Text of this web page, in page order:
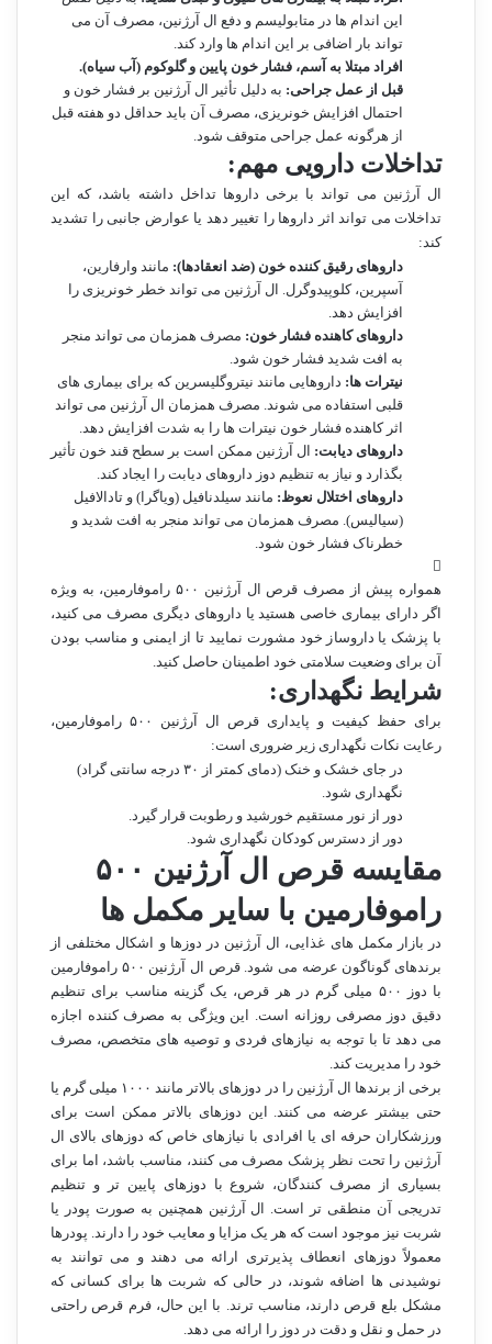
این اندام ها در متابولیسم و دفع ال آرژنین، مصرف آن می
تواند بار اضافی بر این اندام ها وارد کند.
افراد مبتلا به آسم، فشار خون پایین و گلوکوم (آب سیاه).
قبل از عمل جراحی: به دلیل تأثیر ال آرژنین بر فشار خون و
احتمال افزایش خونریزی، مصرف آن باید حداقل دو هفته قبل
از هرگونه عمل جراحی متوقف شود.
تداخلات دارویی مهم:
ال آرژنین می تواند با برخی داروها تداخل داشته باشد، که این
تداخلات می تواند اثر داروها را تغییر دهد یا عوارض جانبی را تشدید
کند:
داروهای رقیق کننده خون (ضد انعقادها): مانند وارفارین،
آسپرین، کلوپیدوگرل. ال آرژنین می تواند خطر خونریزی را
افزایش دهد.
داروهای کاهنده فشار خون: مصرف همزمان می تواند منجر
به افت شدید فشار خون شود.
نیترات ها: داروهایی مانند نیتروگلیسرین که برای بیماری های
قلبی استفاده می شوند. مصرف همزمان ال آرژنین می تواند
اثر کاهنده فشار خون نیترات ها را به شدت افزایش دهد.
داروهای دیابت: ال آرژنین ممکن است بر سطح قند خون تأثیر
بگذارد و نیاز به تنظیم دوز داروهای دیابت را ایجاد کند.
داروهای اختلال نعوظ: مانند سیلدنافیل (ویاگرا) و تادالافیل
(سیالیس). مصرف همزمان می تواند منجر به افت شدید و
خطرناک فشار خون شود.
همواره پیش از مصرف قرص ال آرژنین ۵۰۰ راموفارمین، به ویژه
اگر دارای بیماری خاصی هستید یا داروهای دیگری مصرف می کنید،
با پزشک یا داروساز خود مشورت نمایید تا از ایمنی و مناسب بودن
آن برای وضعیت سلامتی خود اطمینان حاصل کنید.
شرایط نگهداری:
برای حفظ کیفیت و پایداری قرص ال آرژنین ۵۰۰ راموفارمین،
رعایت نکات نگهداری زیر ضروری است:
در جای خشک و خنک (دمای کمتر از ۳۰ درجه سانتی گراد)
نگهداری شود.
دور از نور مستقیم خورشید و رطوبت قرار گیرد.
دور از دسترس کودکان نگهداری شود.
مقایسه قرص ال آرژنین ۵۰۰
راموفارمین با سایر مکمل ها
در بازار مکمل های غذایی، ال آرژنین در دوزها و اشکال مختلفی از
برندهای گوناگون عرضه می شود. قرص ال آرژنین ۵۰۰ راموفارمین
با دوز ۵۰۰ میلی گرم در هر قرص، یک گزینه مناسب برای تنظیم
دقیق دوز مصرفی روزانه است. این ویژگی به مصرف کننده اجازه
می دهد تا با توجه به نیازهای فردی و توصیه های متخصص، مصرف
خود را مدیریت کند.
برخی از برندها ال آرژنین را در دوزهای بالاتر مانند ۱۰۰۰ میلی گرم یا
حتی بیشتر عرضه می کنند. این دوزهای بالاتر ممکن است برای
ورزشکاران حرفه ای یا افرادی با نیازهای خاص که دوزهای بالای ال
آرژنین را تحت نظر پزشک مصرف می کنند، مناسب باشد، اما برای
بسیاری از مصرف کنندگان، شروع با دوزهای پایین تر و تنظیم
تدریجی آن منطقی تر است. ال آرژنین همچنین به صورت پودر یا
شربت نیز موجود است که هر یک مزایا و معایب خود را دارند. پودرها
معمولاً دوزهای انعطاف پذیرتری ارائه می دهند و می توانند به
نوشیدنی ها اضافه شوند، در حالی که شربت ها برای کسانی که
مشکل بلع قرص دارند، مناسب ترند. با این حال، فرم قرص راحتی
در حمل و نقل و دقت در دوز را ارائه می دهد.